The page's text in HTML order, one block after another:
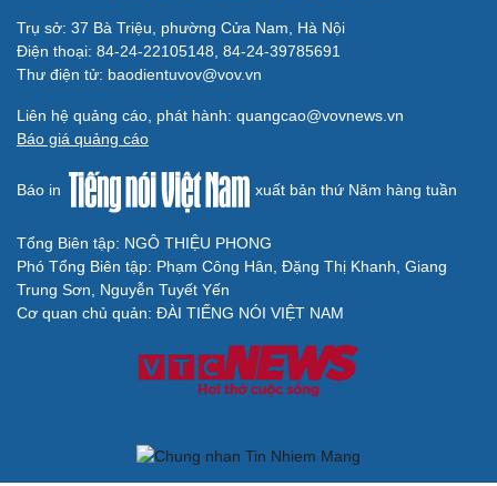
Trụ sở: 37 Bà Triệu, phường Cửa Nam, Hà Nội
Điện thoại: 84-24-22105148, 84-24-39785691
Thư điện tử: baodientuvov@vov.vn
Liên hệ quảng cáo, phát hành: quangcao@vovnews.vn
Báo giá quảng cáo
Báo in xuất bản thứ Năm hàng tuần
Tổng Biên tập: NGÔ THIỆU PHONG
Phó Tổng Biên tập: Phạm Công Hân, Đặng Thị Khanh, Giang
Trung Sơn, Nguyễn Tuyết Yến
Cơ quan chủ quản: ĐÀI TIẾNG NÓI VIỆT NAM